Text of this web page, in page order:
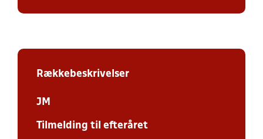
Rækkebeskrivelser
JM
Tilmelding til efteråret